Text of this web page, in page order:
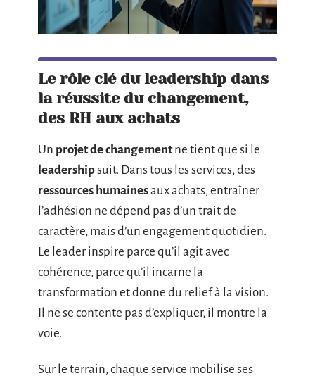
Le rôle clé du leadership dans
la réussite du changement,
des RH aux achats
Un projet de changementne tient que si le
leadershipsuit. Dans tous les services, des
ressources humainesaux achats, entraîner
l’adhésion ne dépend pas d’un trait de
caractère, mais d’un engagement quotidien.
Le leader inspire parce qu’il agit avec
cohérence, parce qu’il incarne la
transformation et donne du relief à la vision.
Il ne se contente pas d’expliquer, il montre la
voie.
Sur le terrain, chaque service mobilise ses